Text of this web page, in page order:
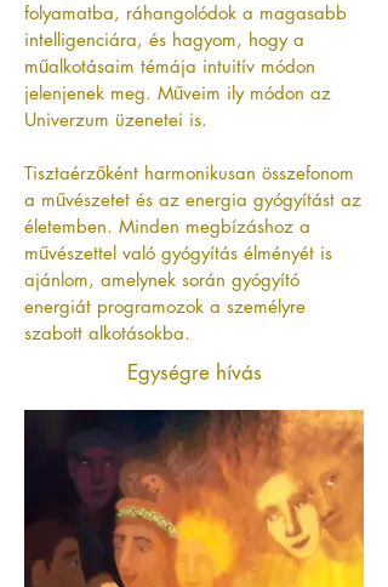
folyamatba, ráhangolódok a magasabb
intelligenciára, és hagyom, hogy a
műalkotásaim témája intuitív módon
jelenjenek meg. Műveim ily módon az
Univerzum üzenetei is.
Tisztaérzőként harmonikusan összefonom
a művészetet és az energia gyógyítást az
életemben. Minden megbízáshoz a
művészettel való gyógyítás élményét is
ajánlom, amelynek során gyógyító
energiát programozok a személyre
szabott alkotásokba.
Egységre hívás